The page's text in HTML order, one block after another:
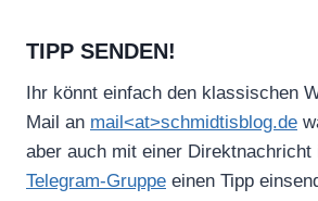
TIPP SENDEN!
Ihr könnt einfach den klassischen
Mail an mail<at>schmidtisblog.de
aber auch mit einer Direktnachricht
Telegram-Gruppe einen Tipp